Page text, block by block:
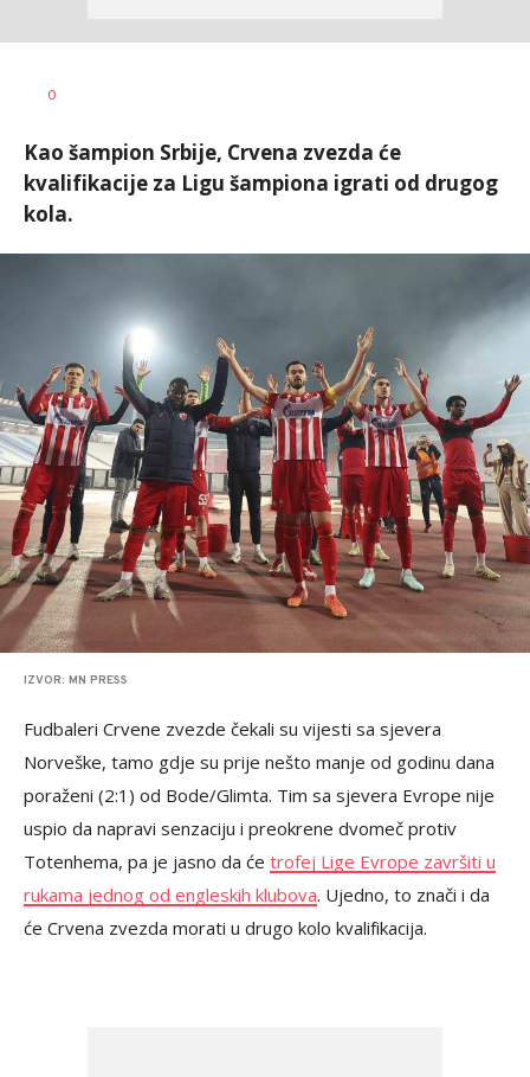
AUTOR
0
Kao šampion Srbije, Crvena zvezda će
kvalifikacije za Ligu šampiona igrati od drugog
kola.
IZVOR: MN PRESS
Fudbaleri Crvene zvezde čekali su vijesti sa sjevera
Norveške, tamo gdje su prije nešto manje od godinu dana
poraženi (2:1) od Bode/Glimta. Tim sa sjevera Evrope nije
uspio da napravi senzaciju i preokrene dvomeč protiv
Totenhema, pa je jasno da će trofej Lige Evrope završiti u
rukama jednog od engleskih klubova. Ujedno, to znači i da
će Crvena zvezda morati u drugo kolo kvalifikacija.